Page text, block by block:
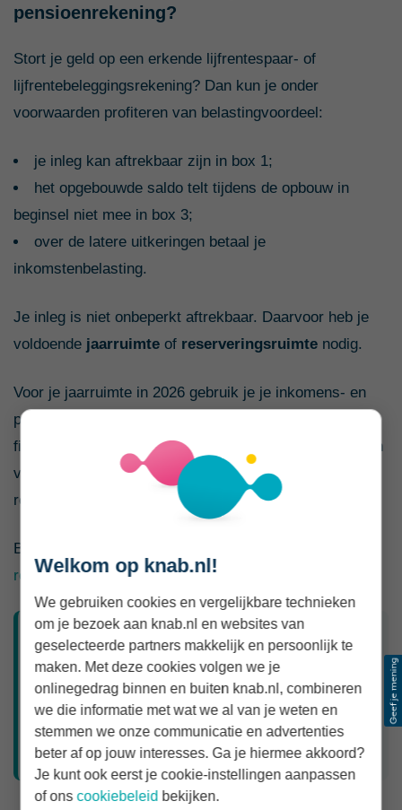
pensioenrekening?
Stort je geld op een erkende lijfrentespaar- of
lijfrentebeleggingsrekening? Dan kun je onder
voorwaarden profiteren van belastingvoordeel:
je inleg kan aftrekbaar zijn in box 1;
het opgebouwde saldo telt tijdens de opbouw in
beginsel niet mee in box 3;
over de latere uitkeringen betaal je
inkomstenbelasting.
Je inleg is niet onbeperkt aftrekbaar. Daarvoor heb je
voldoende jaarruimte of reserveringsruimte nodig.
Voor je jaarruimte in 2026 gebruik je je inkomens- en
pensioengegevens uit 2025. Heb je in eerdere jaren
fiscale ruimte niet gebruikt? Dan kun je die over de tien
voorafgaande jaren mogelijk alsnog benutten via je
reserveringsruimte.
Bereken daarom vóór iedere storting
reserveringsruimte je hebt.
Belastingvoordeel is vooral belastinguitstel
Je betaalt tijdens de opbouw mogelijk minder
belasting, maar de latere uitkeringen zijn belast.
Of je per saldo voordeel hebt, hangt onder meer af
van je belastingtarief nu en na pensionering.
Welkom op knab.nl!
We gebruiken cookies en vergelijkbare technieken
om je bezoek aan knab.nl en websites van
geselecteerde partners makkelijk en persoonlijk te
maken. Met deze cookies volgen we je
onlinegedrag binnen en buiten knab.nl, combineren
we die informatie met wat we al van je weten en
stemmen we onze communicatie en advertenties
beter af op jouw interesses. Ga je hiermee akkoord?
Je kunt ook eerst je cookie-instellingen aanpassen
of onscookiebeleid bekijken.